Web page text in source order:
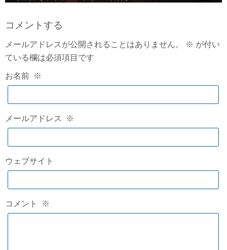
コメントする
メールアドレスが公開されることはありません。 ※ が付い
ている欄は必須項目です
お名前 ※
メールアドレス ※
ウェブサイト
コメント ※